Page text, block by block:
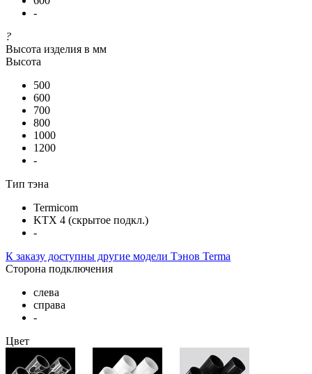
-
?
Высота изделия в мм
Высота
500
600
700
800
1000
1200
-
Тип тэна
Termicom
KTX 4 (скрытое подкл.)
-
К заказу доступны другие модели Тэнов Terma
Сторона подключения
слева
справа
-
Цвет